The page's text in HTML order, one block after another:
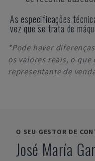
As especificações
vez que se trata de
*Pode haver
os valores reais, o
representante de
O SEU GESTOR DE
José María